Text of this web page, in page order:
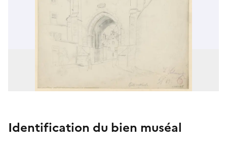
Identification du bien muséal